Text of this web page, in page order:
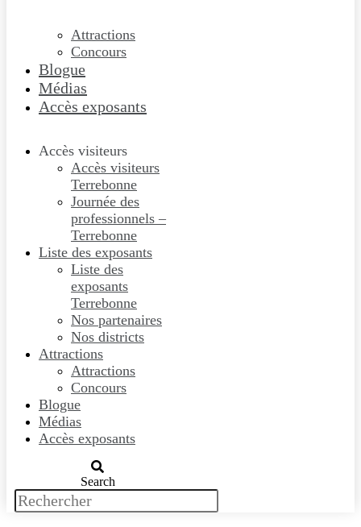
Attractions
Concours
Blogue
Médias
Accès exposants
Accès visiteurs
Accès visiteurs
Terrebonne
Journée des
professionnels –
Terrebonne
Liste des exposants
Liste des
exposants
Terrebonne
Nos partenaires
Nos districts
Attractions
Attractions
Concours
Blogue
Médias
Accès exposants
Search